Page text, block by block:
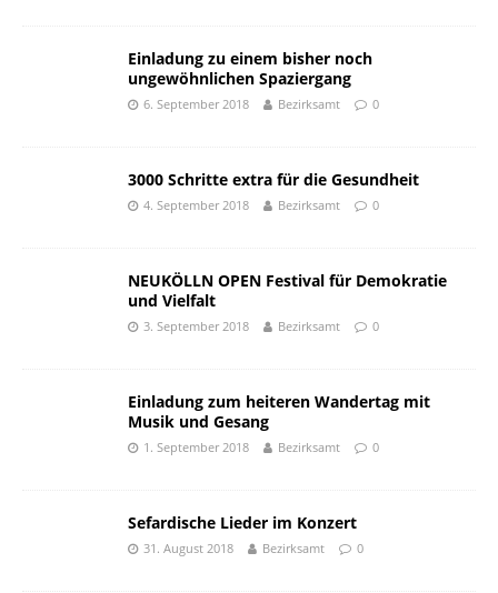
Einladung zu einem bisher noch
ungewöhnlichen Spaziergang
6. September 2018 Bezirksamt 0
3000 Schritte extra für die Gesundheit
4. September 2018 Bezirksamt 0
NEUKÖLLN OPEN Festival für Demokratie
und Vielfalt
3. September 2018 Bezirksamt 0
Einladung zum heiteren Wandertag mit
Musik und Gesang
1. September 2018 Bezirksamt 0
Sefardische Lieder im Konzert
31. August 2018 Bezirksamt 0